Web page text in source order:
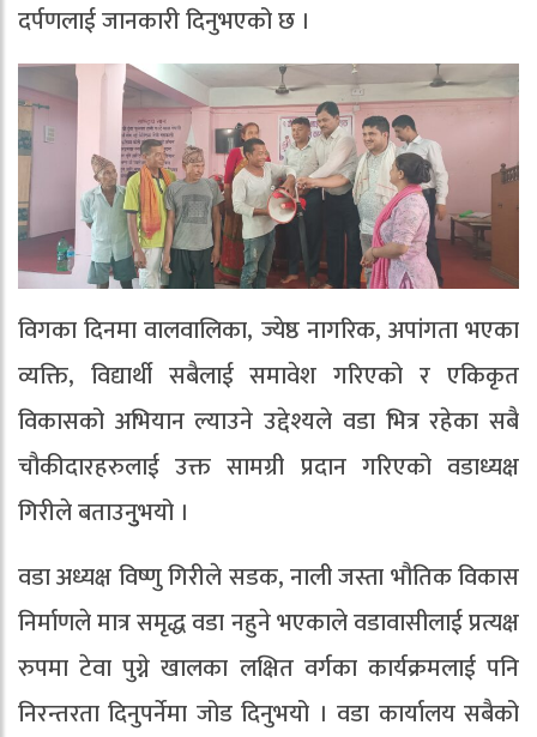
दर्पणलाई जानकारी दिनुभएको छ ।
विगका दिनमा वालवालिका, ज्येष्ठ नागरिक, अपांगता भएका
व्यक्ति, विद्यार्थी सबैलाई समावेश गरिएको र एकिकृत
विकासको अभियान ल्याउने उद्देश्यले वडा भित्र रहेका सबै
चौकीदारहरुलाई उक्त सामग्री प्रदान गरिएको वडाध्यक्ष
गिरीले बताउनुुभयो ।
वडा अध्यक्ष विष्णु गिरीले सडक, नाली जस्ता भौतिक विकास
निर्माणले मात्र समृद्ध वडा नहुने भएकाले वडावासीलाई प्रत्यक्ष
रुपमा टेवा पुग्ने खालका लक्षित वर्गका कार्यक्रमलाई पनि
निरन्तरता दिनुपर्नेमा जोड दिनुभयो । वडा कार्यालय सबैको